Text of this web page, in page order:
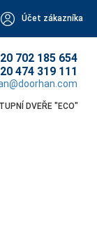
Účet zákazníka
702 185 654
474 319 111
DVEŘE "ECO"